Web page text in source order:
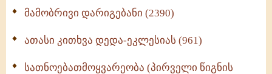
მამობრივი დარიგებანი (2390)
ათასი კითხვა დედა-ეკლესიას (961)
სათნოებათმოყვარეობა (პირველი წიგნის